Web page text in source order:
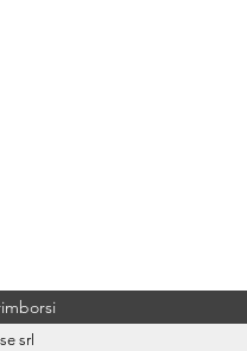
srl